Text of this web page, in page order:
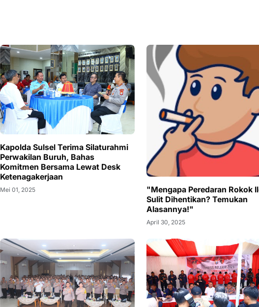
Kapolda Sulsel Terima Silaturahmi
Perwakilan Buruh, Bahas
Komitmen Bersama Lewat Desk
Ketenagakerjaan
Mei 01, 2025
"Mengapa Peredaran Rokok
Sulit Dihentikan? Temukan
Alasannya!"
April 30, 2025